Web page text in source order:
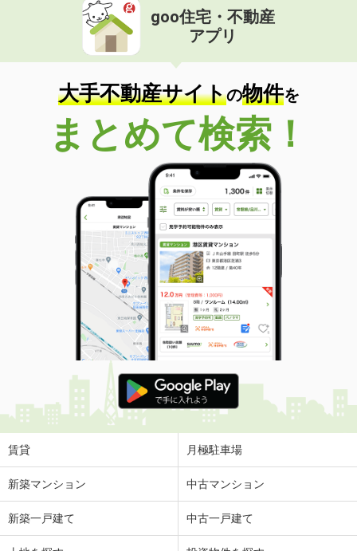
goo住宅・不動産
アプリ
大手不動産サイトの物件を
まとめて検索！
賃貸 月極駐車場
新築マンション 中古マンション
新築一戸建て 中古一戸建て